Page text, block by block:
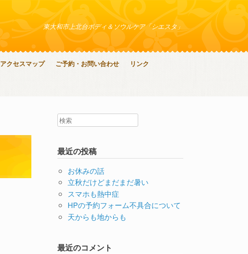
東大和市上北台ボディ＆ソウルケア「シエスタ」
アクセスマップ ご予約・お問い合わせ リンク
最近の投稿
お休みの話
立秋だけどまだまだ暑い
スマホも熱中症
HPの予約フォーム不具合について
天からも地からも
最近のコメント